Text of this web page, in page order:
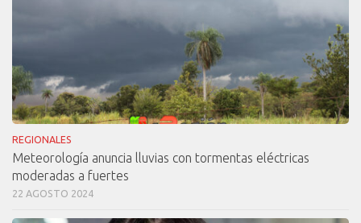
REGIONALES
Meteorología anuncia lluvias con tormentas eléctricas
moderadas a fuertes
22 AGOSTO 2024